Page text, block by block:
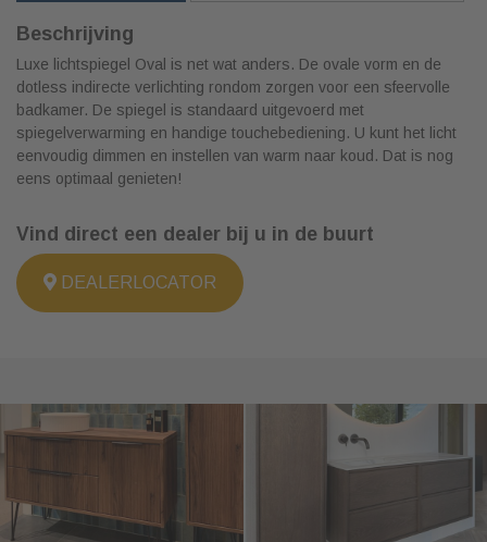
Beschrijving
Luxe lichtspiegel Oval is net wat anders. De ovale vorm en de
dotless indirecte verlichting rondom zorgen voor een sfeervolle
badkamer. De spiegel is standaard uitgevoerd met
spiegelverwarming en handige touchebediening. U kunt het licht
eenvoudig dimmen en instellen van warm naar koud. Dat is nog
eens optimaal genieten!
Vind direct een dealer bij u in de buurt
DEALERLOCATOR